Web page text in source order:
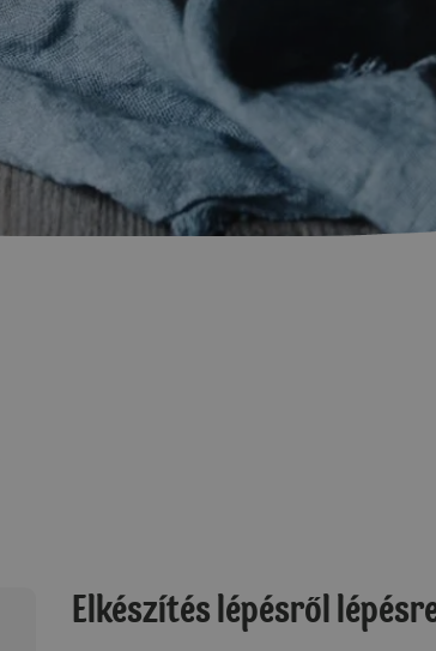
Elkészítés lépésről